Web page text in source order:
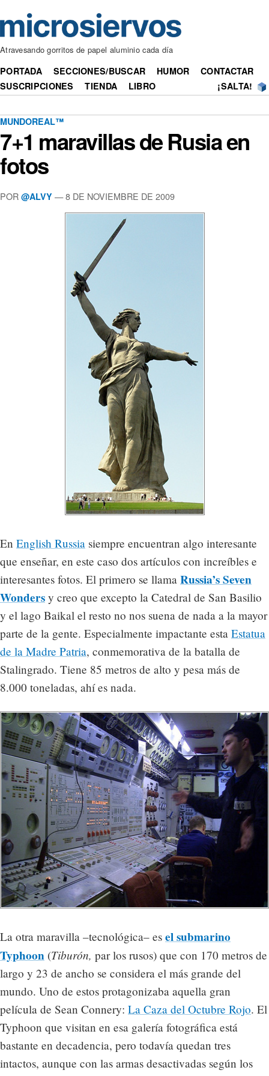
Atravesando gorritos de papel aluminio cada día
PORTADA SECCIONES/BUSCAR HUMOR
CONTACTAR
SUSCRIPCIONES
TIENDA LIBRO ¡SALTA!
MUNDOREAL™
7+1 maravillas de Rusia en
fotos
POR @ALVY — 8 DE NOVIEMBRE DE 2009
En English Russia siempre encuentran algo interesante
que enseñar, en este caso dos artículos con increíbles e
interesantes fotos. El primero se llama Russia’s Seven
Wonders y creo que excepto la Catedral de San Basilio
y el lago Baikal el resto no nos suena de nada a la mayor
parte de la gente. Especialmente impactante esta Estatua
de la Madre Patria, conmemorativa de la batalla de
Stalingrado. Tiene 85 metros de alto y pesa más de
8.000 toneladas, ahí es nada.
La otra maravilla –tecnológica– es el submarino
Typhoon (Tiburón, par los rusos) que con 170 metros de
largo y 23 de ancho se considera el más grande del
mundo. Uno de estos protagonizaba aquella gran
película de Sean Connery: La Caza del Octubre Rojo. El
Typhoon que visitan en esa galería fotográfica está
bastante en decadencia, pero todavía quedan tres
intactos, aunque con las armas desactivadas según los